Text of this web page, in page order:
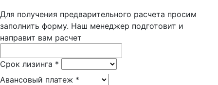
Для получения предварительного расчета просим
заполнить форму. Наш менеджер подготовит и
направит вам расчет
Срок лизинга *
Авансовый платеж *